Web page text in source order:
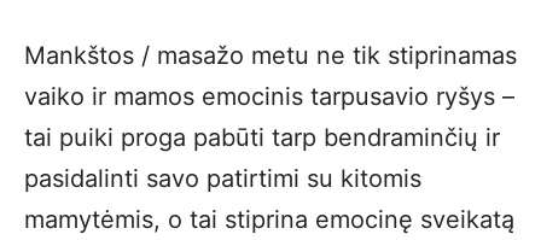
Mankštos / masažo metu ne tik stiprinamas
vaiko ir mamos emocinis tarpusavio ryšys –
tai puiki proga pabūti tarp bendraminčių ir
pasidalinti savo patirtimi su kitomis
mamytėmis, o tai stiprina emocinę sveikatą